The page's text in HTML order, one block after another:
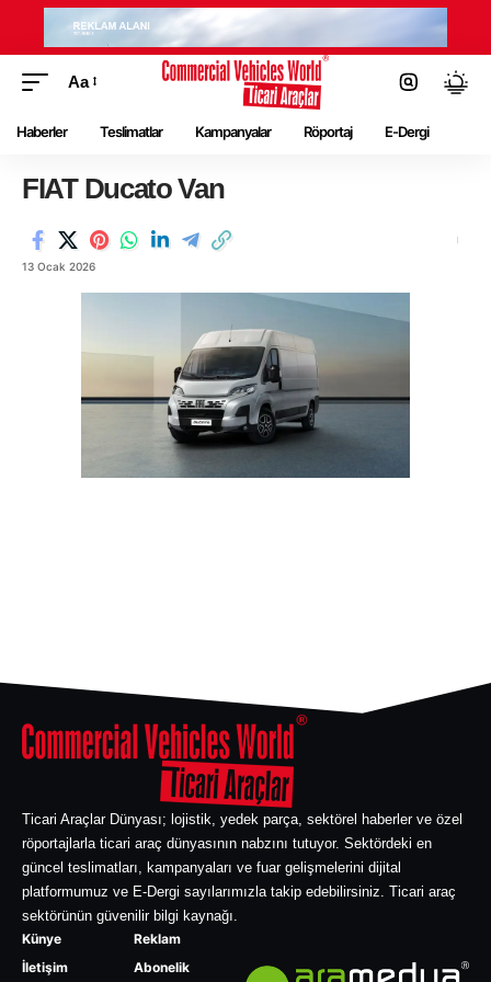
Aa
Haberler Teslimatlar Kampanyalar Röportaj E-Dergi
FIAT Ducato Van
13 Ocak 2026
Ticari Araçlar Dünyası; lojistik, yedek parça, sektörel haberler ve özel
röportajlarla ticari araç dünyasının nabzını tutuyor. Sektördeki en
güncel teslimatları, kampanyaları ve fuar gelişmelerini dijital
platformumuz ve E-Dergi sayılarımızla takip edebilirsiniz. Ticari araç
sektörünün güvenilir bilgi kaynağı.
Künye
İletişim
Reklam
Abonelik